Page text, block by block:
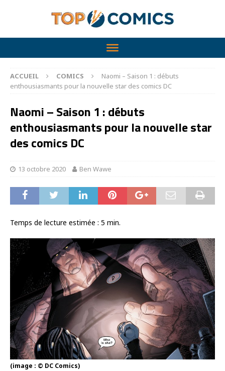
ACCUEIL COMICS
Naomi – Saison 1 : débuts
enthousiasmants pour la nouvelle star des comics DC
Naomi – Saison 1 : débuts
enthousiasmants pour la nouvelle star
des comics DC
13 octobre 2020 Ben Wawe
Temps de lecture estimée : 5 min.
(image : © DC Comics)